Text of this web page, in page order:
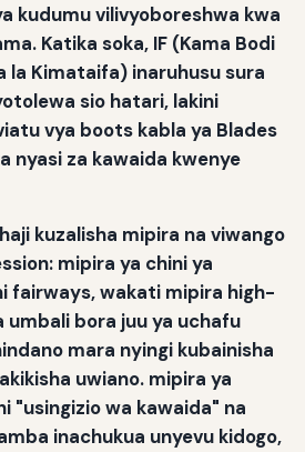
kudumu vilivyoboreshwa kwa
Katika soka, IF (Kama Bodi
la Kimataifa) inaruhusu sura
sio hatari, lakini
vya boots kabla ya Blades
nyasi za kawaida kwenye
kuzalisha mipira na viwango
mipira ya chini ya
fairways, wakati mipira high-
umbali bora juu ya uchafu
mara nyingi kubainisha
uwiano. mipira ya
"usingizio wa kawaida" na
inachukua unyevu kidogo,